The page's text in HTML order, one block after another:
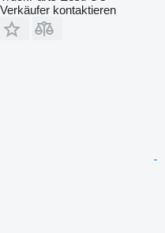
Verkäufer kontaktieren